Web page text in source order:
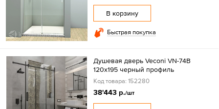
В корзину
Быстрая покупка
Душевая дверь Veconi VN-74B
120x195 черный профиль
Код товара: 152280
38'443 р./шт